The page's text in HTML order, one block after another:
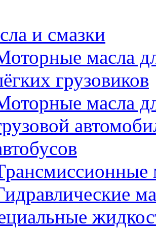
и смазки
масла
грузовиков
масла